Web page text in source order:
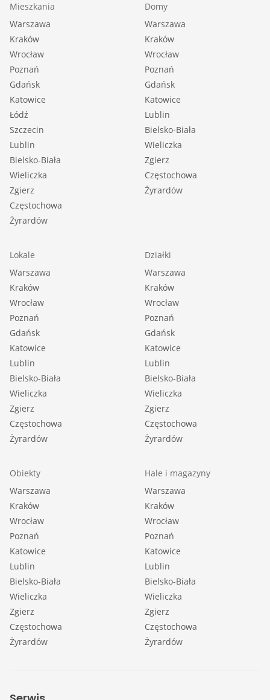
Mieszkania
Warszawa
Kraków
Wrocław
Poznań
Gdańsk
Katowice
Łódź
Szczecin
Lublin
Bielsko-Biała
Wieliczka
Zgierz
Częstochowa
Żyrardów
Domy
Warszawa
Kraków
Wrocław
Poznań
Gdańsk
Katowice
Lublin
Bielsko-Biała
Wieliczka
Zgierz
Częstochowa
Żyrardów
Lokale
Warszawa
Kraków
Wrocław
Poznań
Gdańsk
Katowice
Lublin
Bielsko-Biała
Wieliczka
Zgierz
Częstochowa
Żyrardów
Działki
Warszawa
Kraków
Wrocław
Poznań
Gdańsk
Katowice
Lublin
Bielsko-Biała
Wieliczka
Zgierz
Częstochowa
Żyrardów
Obiekty
Warszawa
Kraków
Wrocław
Poznań
Katowice
Lublin
Bielsko-Biała
Wieliczka
Zgierz
Częstochowa
Żyrardów
Hale i magazyny
Warszawa
Kraków
Wrocław
Poznań
Katowice
Lublin
Bielsko-Biała
Wieliczka
Zgierz
Częstochowa
Żyrardów